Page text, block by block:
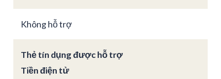
Không hỗ trợ
Thẻ tín dụng được hỗ trợ
Tiền điện tử